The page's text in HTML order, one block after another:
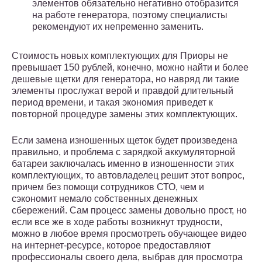
элементов обязательно негативно отобразится
на работе генератора, поэтому специалисты
рекомендуют их непременно заменить.
Стоимость новых комплектующих для Приоры не
превышает 150 рублей, конечно, можно найти и более
дешевые щетки для генератора, но навряд ли такие
элементы прослужат верой и правдой длительный
период времени, и такая экономия приведет к
повторной процедуре замены этих комплектующих.
Если замена изношенных щеток будет произведена
правильно, и проблема с зарядкой аккумуляторной
батареи заключалась именно в изношенности этих
комплектующих, то автовладелец решит этот вопрос,
причем без помощи сотрудников СТО, чем и
сэкономит немало собственных денежных
сбережений. Сам процесс замены довольно прост, но
если все же в ходе работы возникнут трудности,
можно в любое время просмотреть обучающее видео
на интернет-ресурсе, которое предоставляют
профессионалы своего дела, выбрав для просмотра